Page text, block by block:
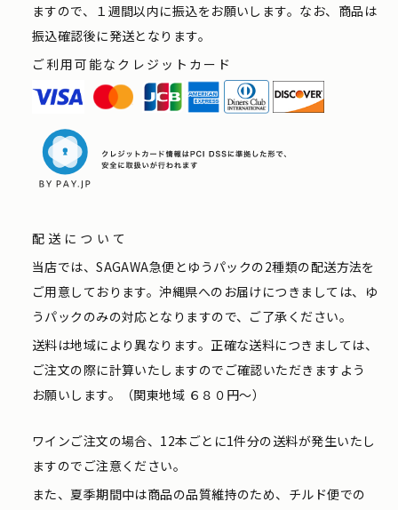
ますので、１週間以内に振込をお願いします。なお、商品は
振込確認後に発送となります。
ご利用可能なクレジットカード
配送について
当店では、SAGAWA急便とゆうパックの2種類の配送方法を
ご用意しております。沖縄県へのお届けにつきましては、ゆ
うパックのみの対応となりますので、ご了承ください。
送料は地域により異なります。正確な送料につきましては、
ご注文の際に計算いたしますのでご確認いただきますよう
お願いします。（関東地域 ６８０円〜）
ワインご注文の場合、12本ごとに1件分の送料が発生いたし
ますのでご注意ください。
また、夏季期間中は商品の品質維持のため、チルド便での